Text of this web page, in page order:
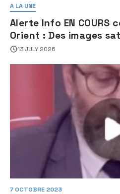
A LA UNE
Alerte Info EN COURS
Orient : Des images
une activité jugée «
13 JULY 2026
7 OCTOBRE 2023